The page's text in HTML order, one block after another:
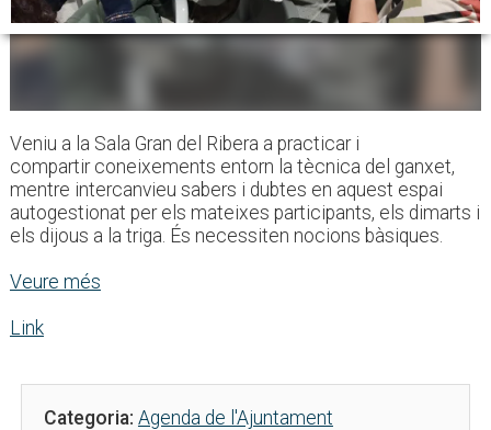
Veniu a la Sala Gran del Ribera a practicar i
compartir coneixements entorn la tècnica del ganxet,
mentre intercanvieu sabers i dubtes en aquest espai
autogestionat per els mateixes participants, els dimarts i
els dijous a la triga. És necessiten nocions bàsiques.
Veure més
Link
Categoria: Agenda de l'Ajuntament